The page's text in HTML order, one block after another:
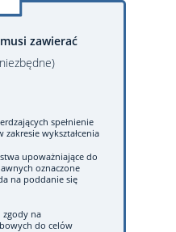
zawierać
spełnienie
wykształcenia
upoważniające do
oznaczone
na poddanie się
zgody na
do celów